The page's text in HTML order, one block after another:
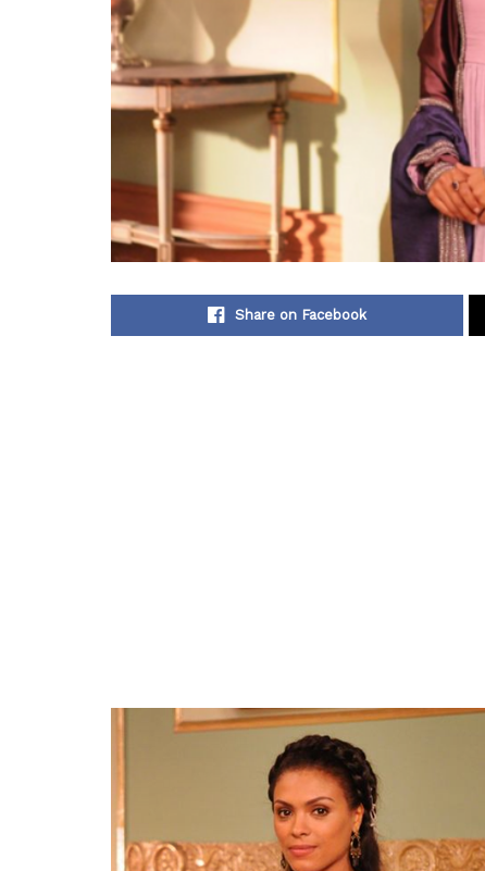
Share on Facebook